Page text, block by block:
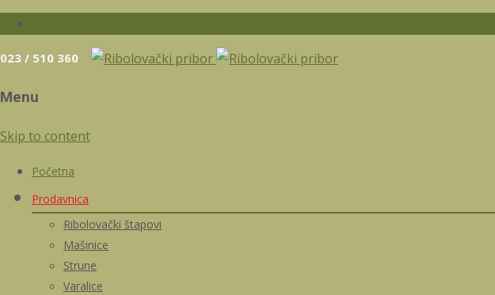
023 / 510 360
Menu
Skip to content
Početna
Prodavnica
Ribolovački štapovi
Mašinice
Strune
Varalice